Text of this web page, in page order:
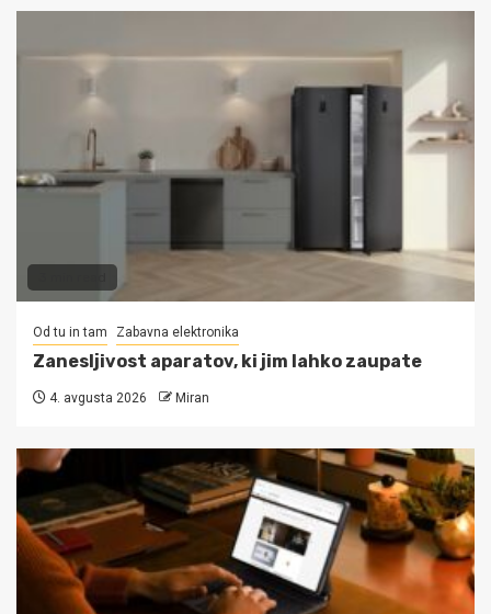
Od tu in tam Zabavna elektronika
Zanesljivost aparatov, ki jim lahko zaupate
4. avgusta 2026 Miran